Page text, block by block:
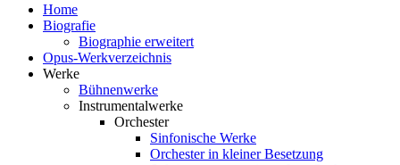
Home
Biografie
Biographie erweitert
Opus-Werkverzeichnis
Werke
Bühnenwerke
Instrumentalwerke
Orchester
Sinfonische Werke
Orchester in kleiner Besetzung